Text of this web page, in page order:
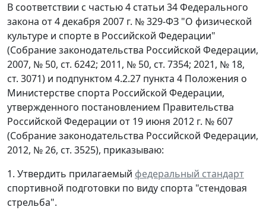
В соответствии с частью 4 статьи 34 Федерального
закона от 4 декабря 2007 г. № 329-ФЗ "О физической
культуре и спорте в Российской Федерации"
(Собрание законодательства Российской Федерации,
2007, № 50, ст. 6242; 2011, № 50, ст. 7354; 2021, № 18,
ст. 3071) и подпунктом 4.2.27 пункта 4 Положения о
Министерстве спорта Российской Федерации,
утвержденного постановлением Правительства
Российской Федерации от 19 июня 2012 г. № 607
(Собрание законодательства Российской Федерации,
2012, № 26, ст. 3525), приказываю:
1. Утвердить прилагаемый федеральный стандарт
спортивной подготовки по виду спорта "стендовая
стрельба".